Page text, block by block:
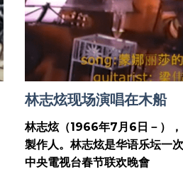
林志炫现场演唱在木船
林志炫（1966年7月6日－）
製作人。林志炫是华语乐坛一
中央電视台春节联欢晚會